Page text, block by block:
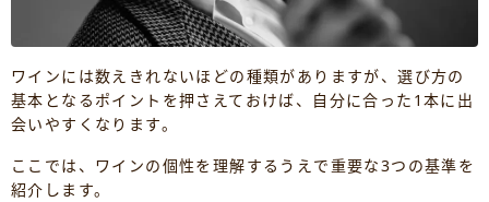
ワインには数えきれないほどの種類がありますが、選び方の
基本となるポイントを押さえておけば、自分に合った1本に出
会いやすくなります。
ここでは、ワインの個性を理解するうえで重要な3つの基準を
紹介します。